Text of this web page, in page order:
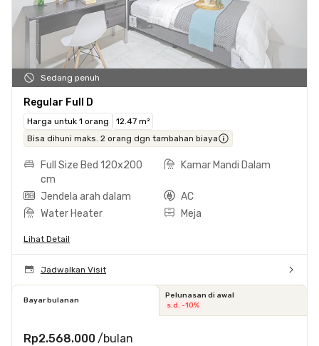
Sedang penuh
Regular Full D
Harga untuk 1 orang
12.47 m²
Bisa dihuni maks. 2 orang dgn tambahan biaya
Full Size Bed 120x200
cm
Kamar Mandi Dalam
Jendela arah dalam
AC
Water Heater
Meja
Lihat Detail
Jadwalkan Visit
Bayar bulanan
Pelunasan di awal
s.d. -10%
Rp2.568.000 /bulan